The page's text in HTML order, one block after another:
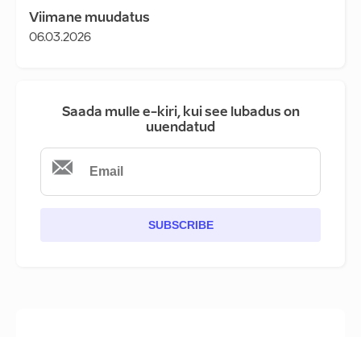
Viimane muudatus
06.03.2026
Saada mulle e-kiri, kui see lubadus on
uuendatud
SUBSCRIBE